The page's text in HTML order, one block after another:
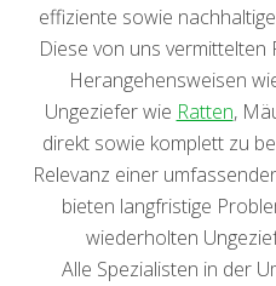
effiziente sowie
Diese von uns
Herangehensweisen
Ungeziefer wie Ratten,
direkt sowie komplett zu
Relevanz einer
bieten langfristige
wiederholten
Alle Spezialisten in der